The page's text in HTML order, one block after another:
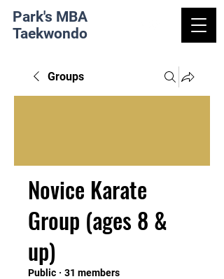
Park's MBA
Taekwondo
Groups
Novice Karate
Group (ages 8 &
up)
Public · 31 members